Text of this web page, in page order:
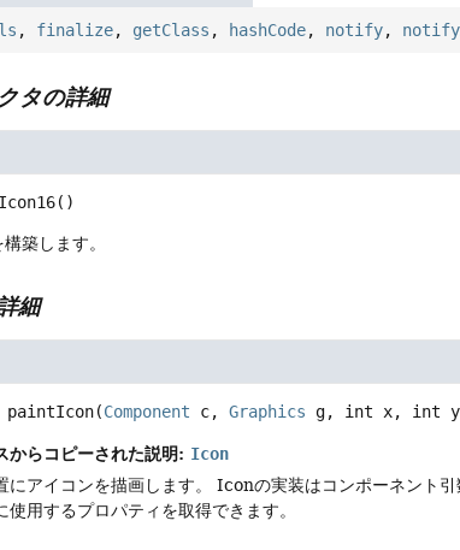
, finalize, getClass , hashCode, notify,
タの詳細
()
構築します。
細
paintIcon(Component c, Graphics g, int x, int
からコピーされた説明: Icon
にアイコンを描画します。
Iconの実装はコンポーネント
使用するプロパティを取得できます。